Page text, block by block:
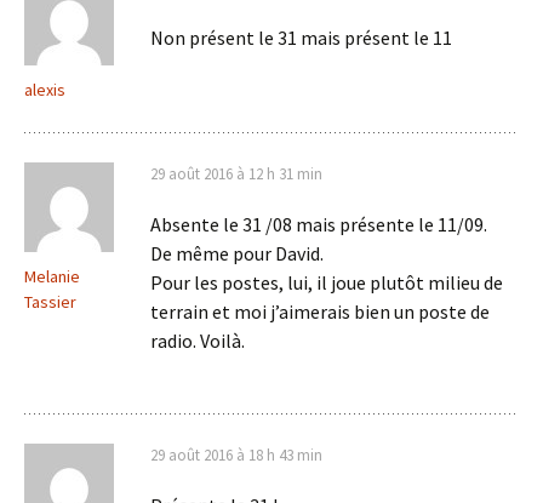
alexis
Non présent le 31 mais présent le 11
Melanie
Tassier
29 août 2016 à 12 h 31 min
Absente le 31 /08 mais présente le 11/09.
De même pour David.
Pour les postes, lui, il joue plutôt milieu de
terrain et moi j’aimerais bien un poste de
radio. Voilà.
29 août 2016 à 18 h 43 min